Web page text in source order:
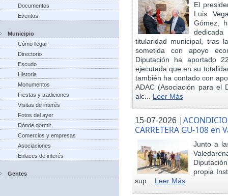
Documentos
Eventos
Municipio
Cómo llegar
Directorio
Escudo
Historia
Monumentos
Fiestas y tradiciones
Visitas de interés
Fotos del ayer
Dónde dormir
Comercios y empresas
Asociaciones
Enlaces de interés
Gentes
El
Luis
Gómez,
titularidad municipal, tras
sometida con apoyo
Diputación ha aportado
ejecutada que en su
también ha contado con
ADAC (Asociación para el
alc... Leer Más
15-07-2026 |
CARRETERA GU-108 en
Junto a
propia
sup... Leer Más